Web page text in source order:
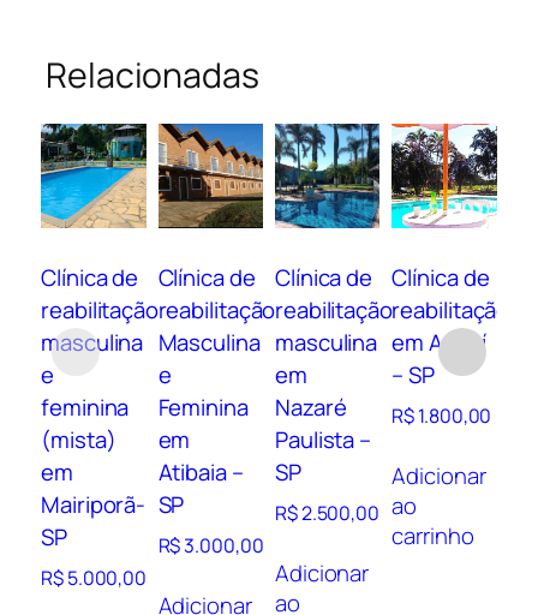
Relacionadas
Clínica de
reabilitação
masculina
e
feminina
(mista)
em
Mairiporã-
SP
R$5.000,00
Clínica de
reabilitação
Masculina
e
Feminina
em
Atibaia –
SP
R$3.000,00
Adicionar
Clínica de
reabilitação
masculina
em
Nazaré
Paulista –
SP
R$2.500,00
Adicionar
ao
Clínica de
reabilitação
em Aguaí
– SP
R$1.800,00
Adicionar
ao
carrinho